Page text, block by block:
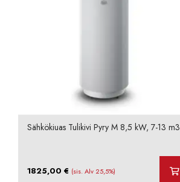
Sähkökiuas Tulikivi Pyry M 8,5 kW, 7-13 m3
1825,00€ (sis. Alv 25,5%)